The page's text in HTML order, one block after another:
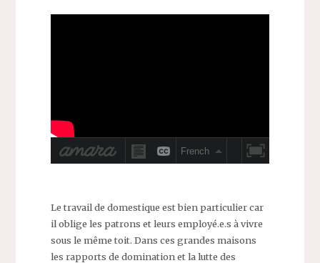
Le travail de domestique est bien particulier car
il oblige les patrons et leurs employé.e.s à vivre
sous le même toit. Dans ces grandes maisons
les rapports de domination et la lutte des